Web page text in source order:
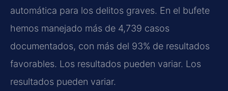
automática para los delitos graves. En el bufete
hemos manejado más de 4,739 casos
documentados, con más del 93% de resultados
favorables. Los resultados pueden variar. Los
resultados pueden variar.